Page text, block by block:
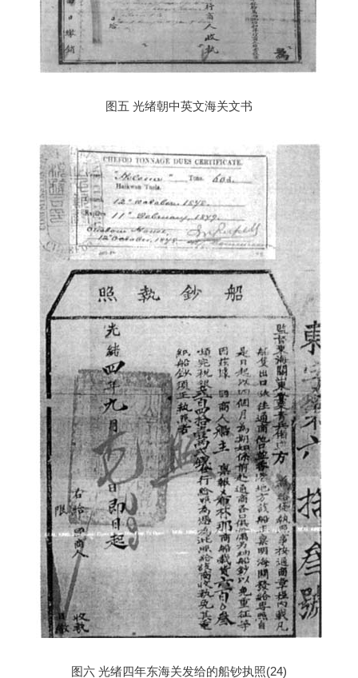
图五 光绪朝中英文海关文书
图六 光绪四年东海关发给的船钞执照(24)